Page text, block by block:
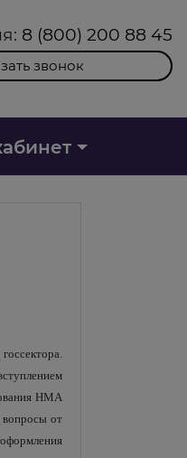
8 (800) 200 88 45
звонок
НМА
вопросы от